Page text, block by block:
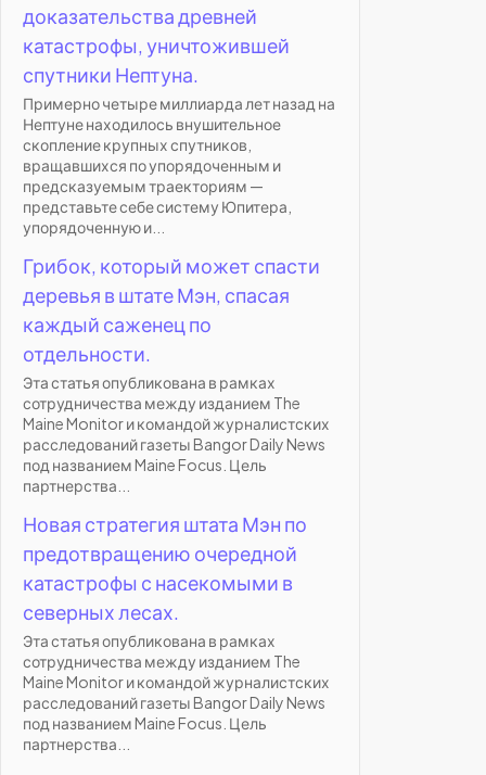
доказательства древней
катастрофы, уничтожившей
спутники Нептуна.
Примерно четыре миллиарда лет назад на
Нептуне находилось внушительное
скопление крупных спутников,
вращавшихся по упорядоченным и
предсказуемым траекториям —
представьте себе систему Юпитера,
упорядоченную и...
Грибок, который может спасти
деревья в штате Мэн, спасая
каждый саженец по
отдельности.
Эта статья опубликована в рамках
сотрудничества между изданием The
Maine Monitor и командой журналистских
расследований газеты Bangor Daily News
под названием Maine Focus. Цель
партнерства...
Новая стратегия штата Мэн по
предотвращению очередной
катастрофы с насекомыми в
северных лесах.
Эта статья опубликована в рамках
сотрудничества между изданием The
Maine Monitor и командой журналистских
расследований газеты Bangor Daily News
под названием Maine Focus. Цель
партнерства...